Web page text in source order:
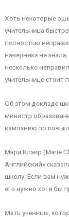
Хоть некоторые
учительница
полностью
наверняка не
несколько
учительнице стоит
Об этом докладе
министр
кампанию по
Мэри Клэйр (Marie
Английский»
школу. Если вам
его нужно хотя бы
Мать ученицы,